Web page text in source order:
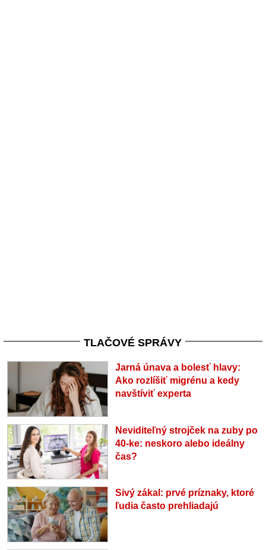
TLAČOVÉ SPRÁVY
Jarná únava a bolesť hlavy:
Ako rozlíšiť migrénu a kedy
navštíviť experta
Neviditeľný strojček na zuby po
40-ke: neskoro alebo ideálny
čas?
Sivý zákal: prvé príznaky, ktoré
ľudia často prehliadajú